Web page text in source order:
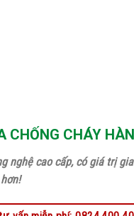
CHỐNG CHÁY
nghệ cao cấp, có giá trị